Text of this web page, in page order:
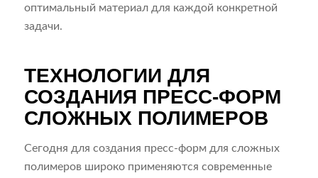
оптимальный материал для каждой конкретной
задачи.
ТЕХНОЛОГИИ ДЛЯ
СОЗДАНИЯ ПРЕСС-ФОРМ
СЛОЖНЫХ ПОЛИМЕРОВ
Сегодня для создания пресс-форм для сложных
полимеров широко применяются современные